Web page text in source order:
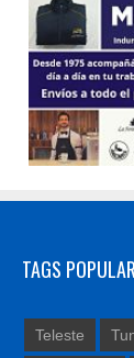
TAGS
Teleste